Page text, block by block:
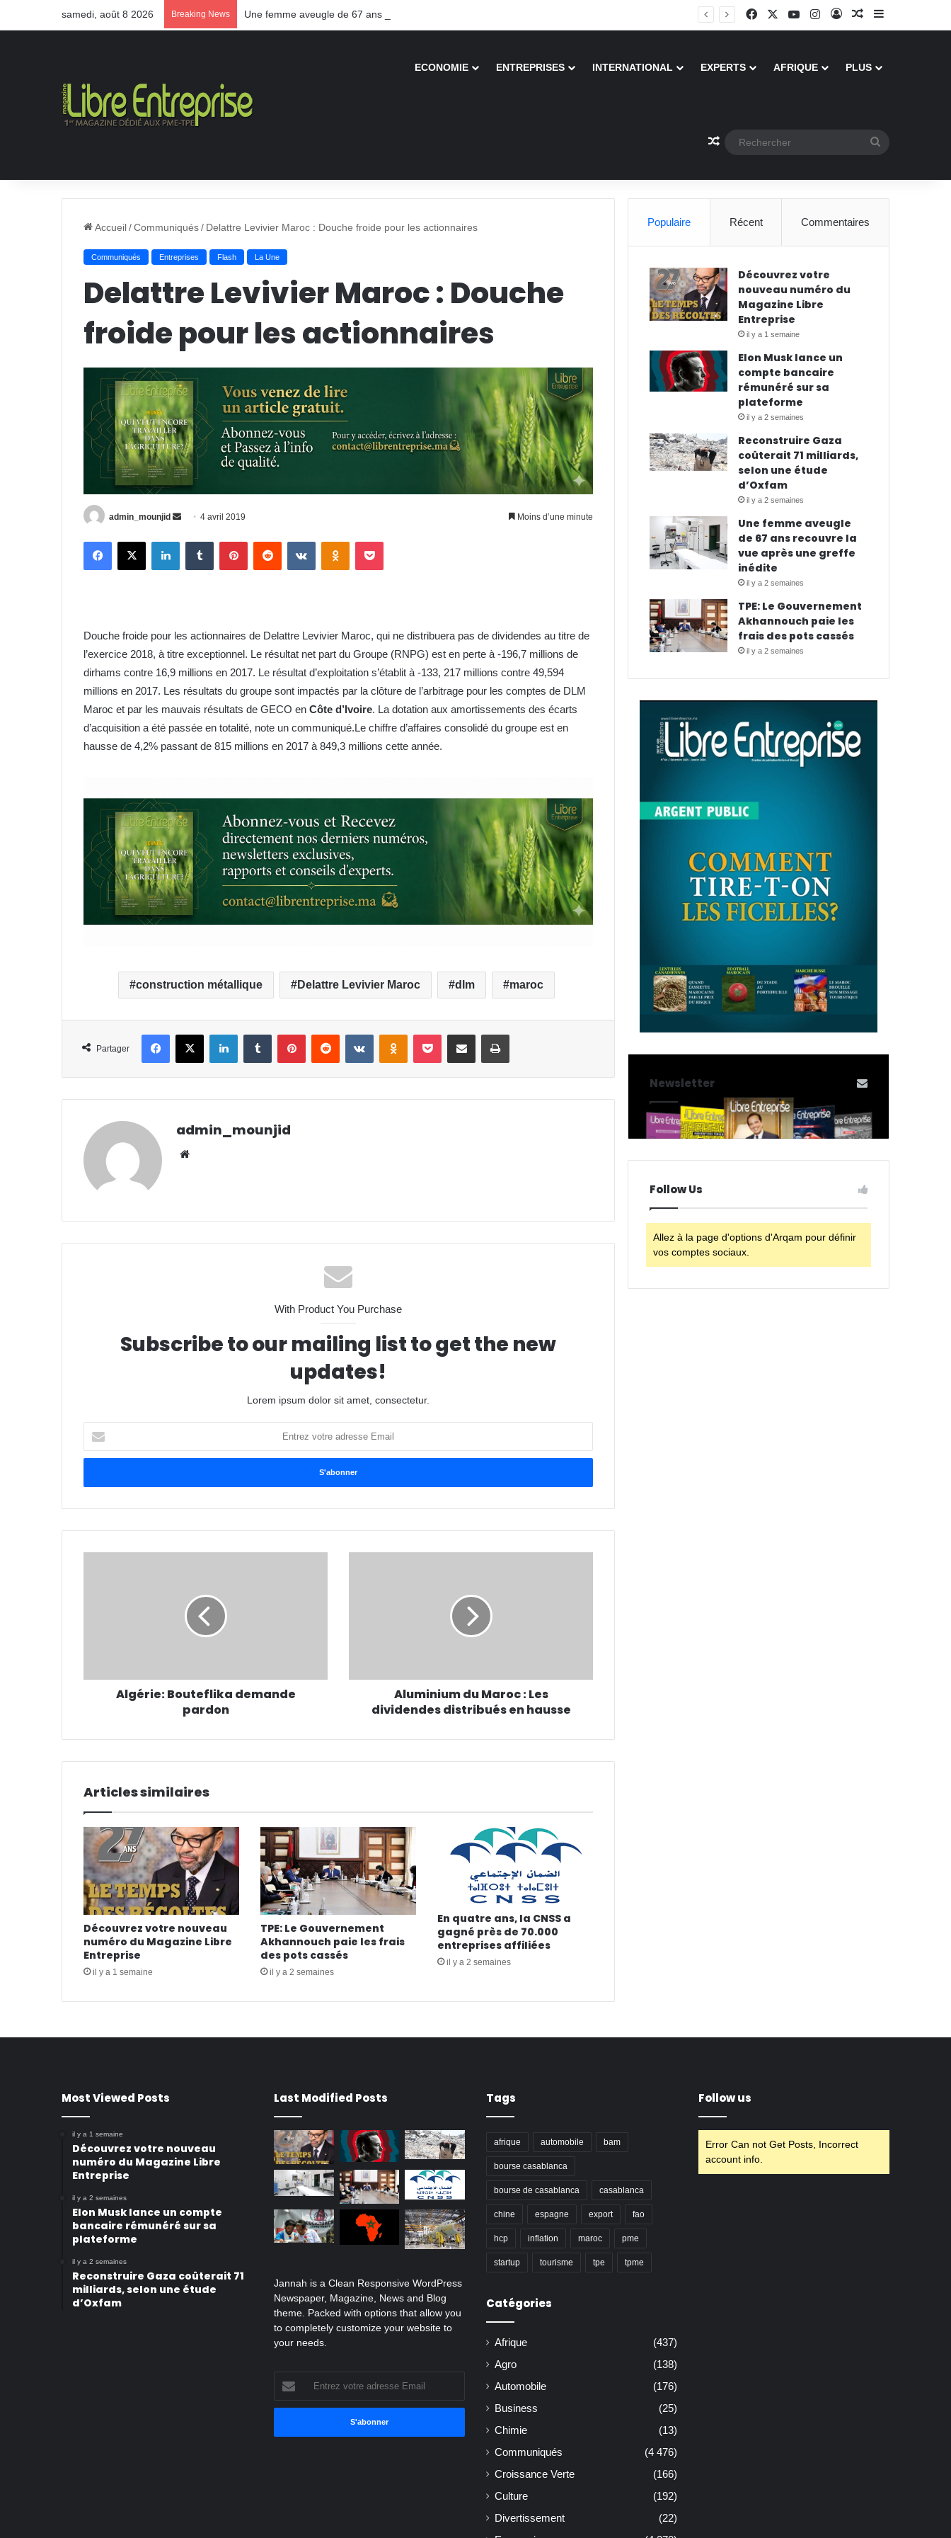
samedi, août 8 2026 Breaking News Une femme aveugle de 67 ans recouvre la vue après une greffe inédite Facebook YouTubeInstagramConnexionArticle Aléatoire
ECONOMIE ENTREPRISES INTERNATIONAL EXPERTS AFRIQUE PLUS
Article Aléatoire
Accueil/Communiqués/ Delattre Levivier Maroc : Douche froide pour les actionnaires
Communiqués Entreprises Flash La Une
Delattre Levivier Maroc : Douche
froide pour les actionnaires
admin_mounjid
o
u
n
c
4 avril 2019 Moins d’une minute
X
Douche froide pour les actionnaires de Delattre Levivier Maroc, qui ne distribuera pas de dividendes au titre de
l’exercice 2018, à titre exceptionnel. Le résultat net part du Groupe (RNPG) est en perte à -196,7 millions de
dirhams contre 16,9 millions en 2017. Le résultat d’exploitation s’établit à -133, 217 millions contre 49,594
millions en 2017. Les résultats du groupe sont impactés par la clôture de l’arbitrage pour les comptes de DLM
Maroc et par les mauvais résultats de GECO en Côte d’Ivoire. La dotation aux amortissements des écarts
d’acquisition a été passée en totalité, note un communiqué.Le chiffre d’affaires consolidé du groupe est en
hausse de 4,2% passant de 815 millions en 2017 à 849,3 millions cette année.
construction métallique Delattre Levivier Maroc dlm maroc
Partager
X
admin_mounjid
With Product You Purchase
Subscribe to our mailing list to get the new
updates!
Lorem ipsum dolor sit amet, consectetur.
t
e
o
e
i
Algérie: Bouteflika demande
pardon
Aluminium du Maroc : Les
dividendes distribués en hausse
Articles similaires
Découvrez votre nouveau
numéro du Magazine Libre
Entreprise
il y a 1 semaine
TPE: Le Gouvernement
Akhannouch paie les frais
des pots cassés
il y a 2 semaines
En quatre ans, la CNSS a
gagné près de 70.000
entreprises affiliées
il y a 2 semaines
Populaire Récent Commentaires
Découvrez votre
nouveau numéro du
Magazine Libre
Entreprise
il y a 1 semaine
Elon Musk lance un
compte bancaire
rémunéré sur sa
plateforme
il y a 2 semaines
Reconstruire Gaza
coûterait 71 milliards,
selon une étude
d’Oxfam
il y a 2 semaines
Une femme aveugle
de 67 ans recouvre la
vue après une greffe
inédite
il y a 2 semaines
TPE: Le Gouvernement
Akhannouch paie les
frais des pots cassés
il y a 2 semaines
Newsletter
Follow Us
Allez à la page d'options d'Arqam pour définir
vos comptes sociaux.
Most Viewed Posts
il y a 1 semaine
Découvrez votre nouveau
numéro du Magazine Libre
Entreprise
il y a 2 semaines
Elon Musk lance un compte
bancaire rémunéré sur sa
plateforme
il y a 2 semaines
Reconstruire Gaza coûterait 71
milliards, selon une étude
d’Oxfam
Last Modified Posts
Jannah is a Clean Responsive WordPress
Newspaper, Magazine, News and Blog
theme. Packed with options that allow you
to completely customize your website to
your needs.
votre
adresse
Tags
afrique automobile bam
bourse casablanca
bourse de casablanca casablanca
chine espagne export fao
hcp inflation maroc pme
startup tourisme tpe tpme
Catégories
Afrique
(437)
Agro
(138)
Automobile
(176)
Business
(25)
Chimie
(13)
Communiqués
(4 476)
Croissance Verte
(166)
Culture
(192)
Divertissement
(22)
Follow us
Error Can not Get Posts, Incorrect
account info.